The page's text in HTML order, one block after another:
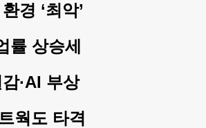
경 ‘최악’
률 상승세
·AI 부상
웍도 타격